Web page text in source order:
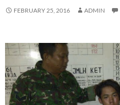
FEBRUARY 25, 2016 ADMIN